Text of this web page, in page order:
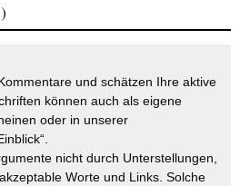
und schätzen Ihre aktive
können auch als eigene
oder in unserer
nicht durch Unterstellungen,
Worte und Links. Solche